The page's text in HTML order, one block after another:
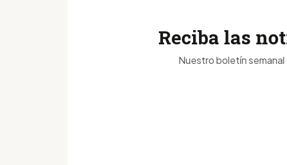
Reciba las
Nuestro boletín